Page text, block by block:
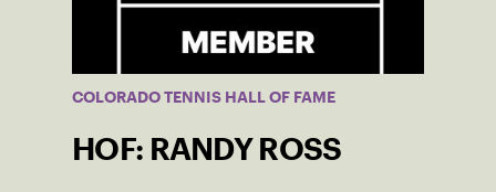
COLORADO TENNIS HALL OF FAME
HOF: RANDY ROSS